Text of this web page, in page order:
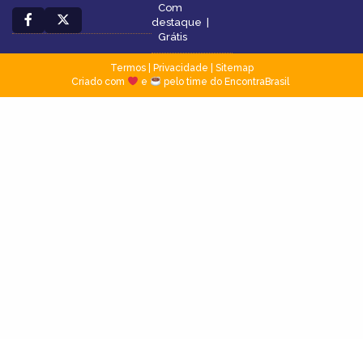
Com
destaque |
Grátis
Termos| Privacidade
Sitemap
Criado com
e pelo time do EncontraBrasil